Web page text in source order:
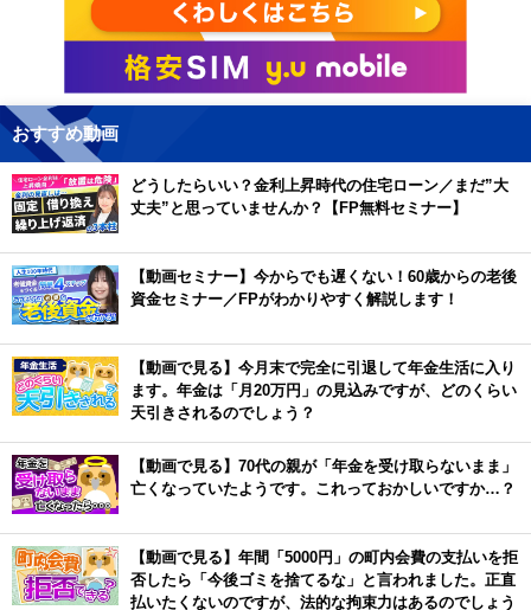
おすすめ動画
どうしたらいい？金利上昇時代の住宅ローン／まだ”大
丈夫”と思っていませんか？【FP無料セミナー】
【動画セミナー】今からでも遅くない！60歳からの老後
資金セミナー／FPがわかりやすく解説します！
【動画で見る】今月末で完全に引退して年金生活に入り
ます。年金は「月20万円」の見込みですが、どのくらい
天引きされるのでしょう？
【動画で見る】70代の親が「年金を受け取らないまま」
亡くなっていたようです。これっておかしいですか…？
【動画で見る】年間「5000円」の町内会費の支払いを拒
否したら「今後ゴミを捨てるな」と言われました。正直
払いたくないのですが、法的な拘束力はあるのでしょう